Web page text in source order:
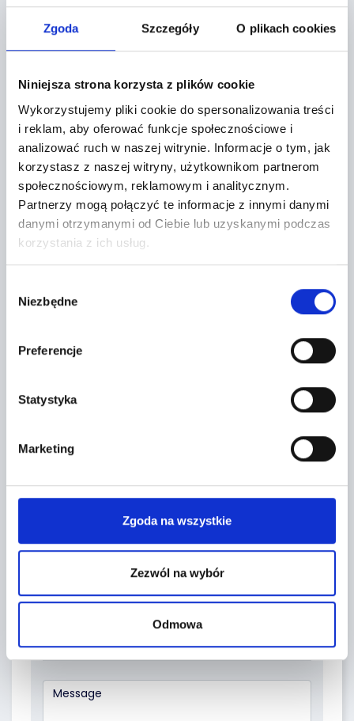
Zgoda Szczegóły O plikach cookies
Niniejsza strona korzysta z plików cookie
Wykorzystujemy pliki cookie do spersonalizowania treści
i reklam, aby oferować funkcje społecznościowe i
analizować ruch w naszej witrynie. Informacje o tym, jak
korzystasz z naszej witryny, użytkownikom partnerom
społecznościowym, reklamowym i analitycznym.
Partnerzy mogą połączyć te informacje z innymi danymi
danymi otrzymanymi od Ciebie lub uzyskanymi podczas
korzystania z ich usług.
zgody
Niezbędne
Preferencje
Statystyka
Marketing
Zgoda na wszystkie
Zezwól na wybór
Odmowa
Localization:
Tarczyn,
+
−
Topic *